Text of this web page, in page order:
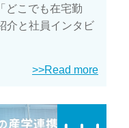
どこでも在宅勤
介と社員インタビ
>>Read more